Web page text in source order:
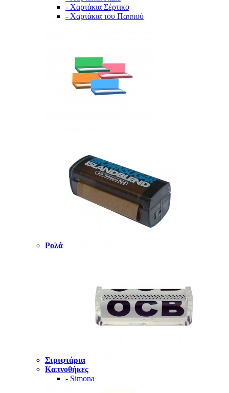
- Χαρτάκια Σέρτικο
- Χαρτάκια του Παππού
Ρολά
Στριφτάρια
Καπνοθήκες
- Simona